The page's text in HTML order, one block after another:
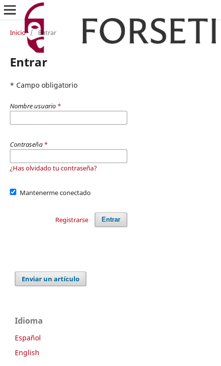
Inicio / Entrar
Entrar
* Campo obligatorio
Nombre usuario *
Contraseña *
¿Has olvidado tu contraseña?
Mantenerme conectado
Entrar
Registrarse
Enviar un artículo
Idioma
Español
English